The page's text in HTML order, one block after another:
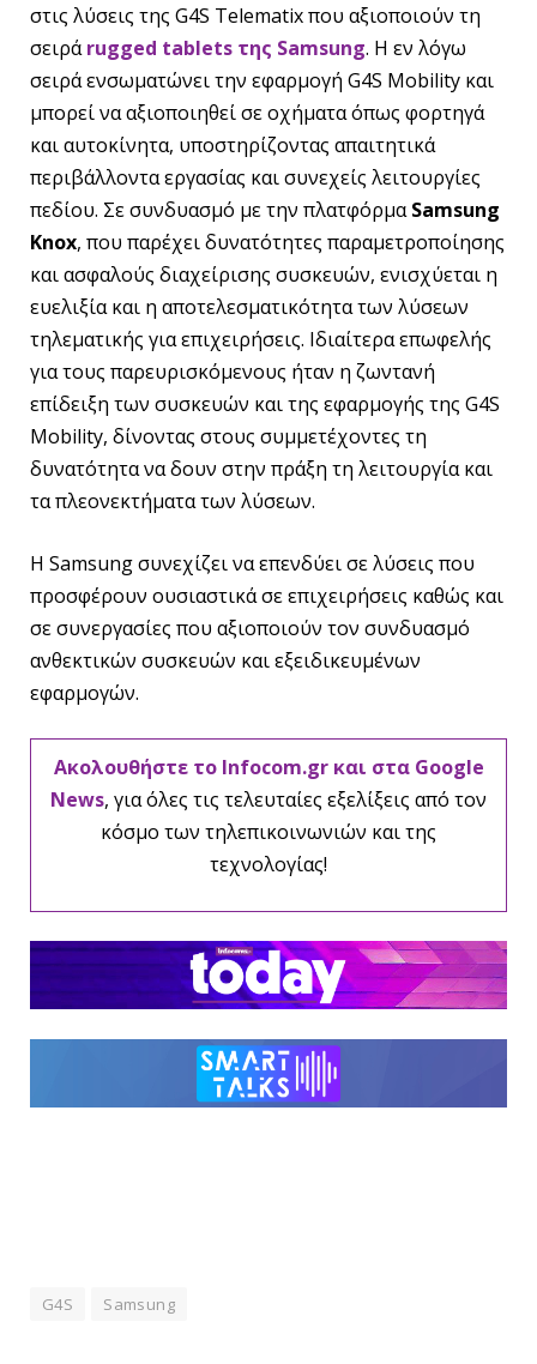
στις λύσεις της G4S Telematix που αξιοποιούν τη
σειράrugged tablets της Samsung. Η εν λόγω
σειρά ενσωματώνει την εφαρμογή G4S Mobility και
μπορεί να αξιοποιηθεί σε οχήματα όπως φορτηγά
και αυτοκίνητα, υποστηρίζοντας απαιτητικά
περιβάλλοντα εργασίας και συνεχείς λειτουργίες
πεδίου. Σε συνδυασμό με την πλατφόρμαSamsung
Knox, που παρέχει δυνατότητες παραμετροποίησης
και ασφαλούς διαχείρισης συσκευών, ενισχύεται η
ευελιξία και η αποτελεσματικότητα των λύσεων
τηλεματικής για επιχειρήσεις. Ιδιαίτερα επωφελής
για τους παρευρισκόμενους ήταν η ζωντανή
επίδειξη των συσκευών και της εφαρμογής της G4S
Mobility, δίνοντας στους συμμετέχοντες τη
δυνατότητα να δουν στην πράξη τη λειτουργία και
τα πλεονεκτήματα των λύσεων.
Η Samsung συνεχίζει να επενδύει σε λύσεις που
προσφέρουν ουσιαστικά σε επιχειρήσεις καθώς και
σε συνεργασίες που αξιοποιούν τον συνδυασμό
ανθεκτικών συσκευών και εξειδικευμένων
εφαρμογών.
Ακολουθήστε το Infocom.gr και στα Google
News, για όλες τις τελευταίες εξελίξεις από τον
κόσμο των τηλεπικοινωνιών και της
τεχνολογίας!
G4S Samsung